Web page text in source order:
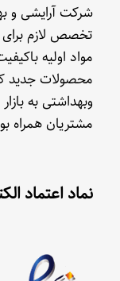
شرکت آرایشی و
تخصص لازم برای
مواد اولیه
محصولات جدید
وبهداشتی به
مشتریان همراه
نماد اعتماد